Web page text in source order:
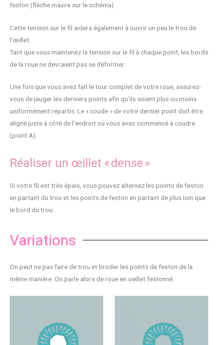
feston (flèche mauve sur le schéma)
Cette tension sur le fil aidera également à ouvrir un peu le trou de
l’œillet.
Tant que vous maintenez la tension sur le fil à chaque point, les bords
de la roue ne devraient pas se déformer.
Une fois que vous avez fait le tour complet de votre roue, assurez-
vous de jauger les derniers points afin qu’ils soient plus ou moins
uniformément répartis. Le « coude » de votre dernier point doit être
aligné juste à côté de l’endroit où vous avez commencé à coudre
(point A).
Réaliser un œillet « dense »
Si votre fil est très épais, vous pouvez alternez les points de feston
en partant du trou et les points de feston en partant de plus loin que
le bord du trou.
Variations
On peut ne pas faire de trou et broder les points de feston de la
même manière. On parle alors de roue en oeillet festonné.